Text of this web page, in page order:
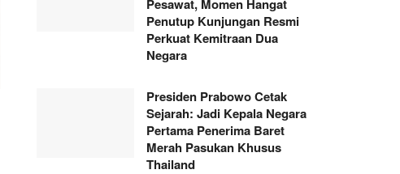
Pesawat, Momen Hangat
Penutup Kunjungan Resmi
Perkuat Kemitraan Dua
Negara
Presiden Prabowo Cetak
Sejarah: Jadi Kepala Negara
Pertama Penerima Baret
Merah Pasukan Khusus
Thailand